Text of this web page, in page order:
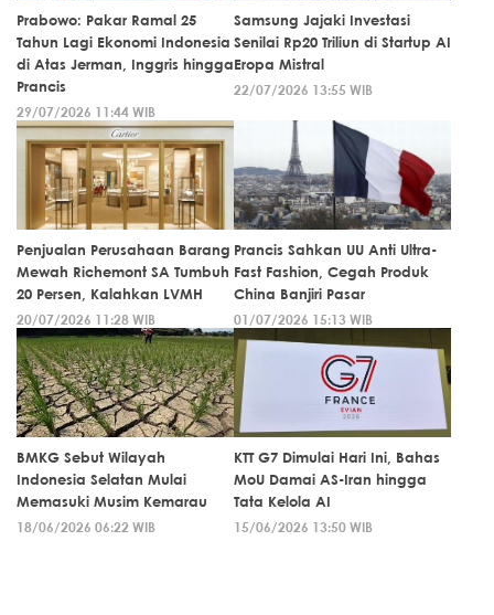
Prabowo: Pakar Ramal 25
Tahun Lagi Ekonomi Indonesia
di Atas Jerman, Inggris hingga
Prancis
29/07/2026 11:44 WIB
Samsung Jajaki Investasi
Senilai Rp20 Triliun di Startup AI
Eropa Mistral
22/07/2026 13:55 WIB
Penjualan Perusahaan Barang
Mewah Richemont SA Tumbuh
20 Persen, Kalahkan LVMH
20/07/2026 11:28 WIB
Prancis Sahkan UU Anti Ultra-
Fast Fashion, Cegah Produk
China Banjiri Pasar
01/07/2026 15:13 WIB
BMKG Sebut Wilayah
Indonesia Selatan Mulai
Memasuki Musim Kemarau
18/06/2026 06:22 WIB
KTT G7 Dimulai Hari Ini, Bahas
MoU Damai AS-Iran hingga
Tata Kelola AI
15/06/2026 13:50 WIB